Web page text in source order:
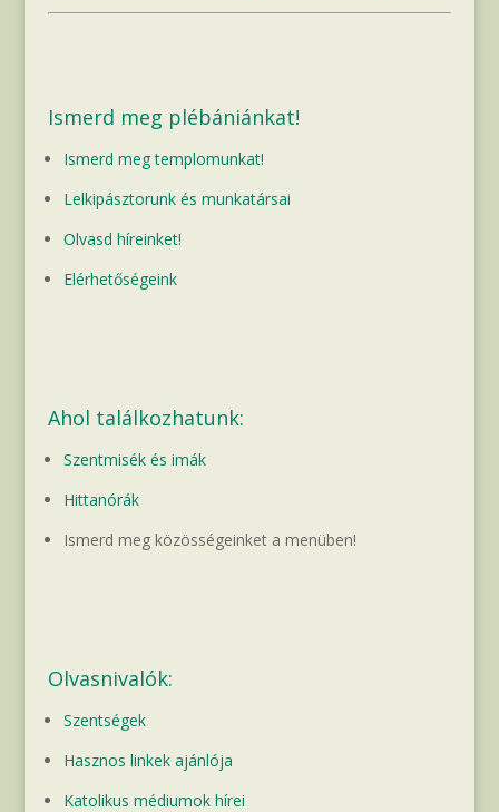
Ismerd meg plébániánkat!
Ismerd meg templomunkat!
Lelkipásztorunk és munkatársai
Olvasd híreinket!
Elérhetőségeink
Ahol találkozhatunk:
Szentmisék és imák
Hittanórák
Ismerd meg közösségeinket a menüben!
Olvasnivalók:
Szentségek
Hasznos linkek ajánlója
Katolikus médiumok hírei